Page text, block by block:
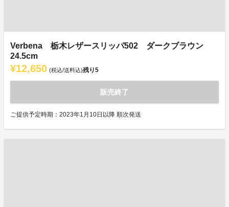
Verbena 栃木レザースリッパ502 ダークブラウン
24.5cm
¥12,650 (税込/送料込)残り5
販売終了
ご提供予定時期：2023年1月10日以降 順次発送